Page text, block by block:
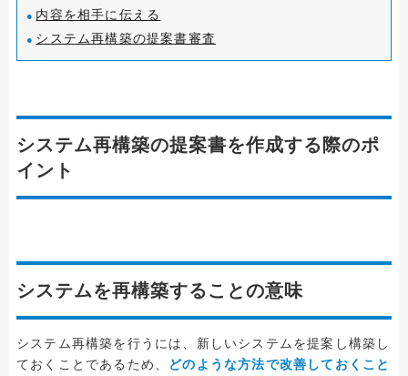
内容を相手に伝える
システム再構築の提案書審査
システム再構築の提案書を作成する際のポ
イント
システムを再構築することの意味
システム再構築を行うには、新しいシステムを提案し構築し
ておくことであるため、
どのような方法で改善しておくこと